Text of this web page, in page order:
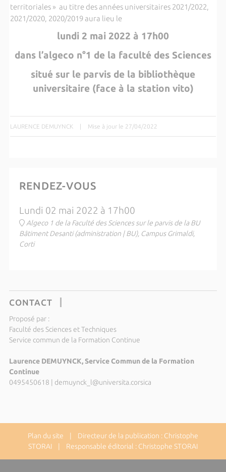
territoriales » au titre des années universitaires 2021/2022,
2021/2020, 2020/2019 aura lieu le
lundi 2 mai 2022 à 17h00
dans l’algeco n°1 de la faculté des Sciences
situé sur le parvis de la bibliothèque
universitaire (face à la station vito)
LAURENCE DEMUYNCK | Mise à jour le 27/04/2022
RENDEZ-VOUS
Lundi 02 mai 2022 à 17h00
Algeco 1 de la Faculté des Sciences sur le parvis de la BU
Bâtiment Desanti (administration | BU), Campus Grimaldi,
Corti
CONTACT
Proposé par :
Faculté des Sciences et Techniques
Service commun de la Formation Continue
Laurence DEMUYNCK, Service Commun de la Formation
Continue
0495450618
demuynck_l@universita.corsica
Plan du site | Directeur de la publication : Christophe
STORAI | Responsable éditorial : Christophe STORAI